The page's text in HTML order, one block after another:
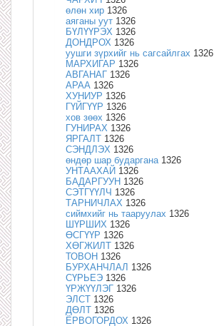
өлөн хир 1326
аяганы уут 1326
БҮЛҮҮРЭХ 1326
ДОНДРОХ 1326
уушги зүрхийг нь сагсайлгах 1326
МАРХИГАР 1326
АВГАНАГ 1326
АРАА 1326
ХУНИУР 1326
ГҮЙГҮҮР 1326
хов зөөх 1326
ГУНИРАХ 1326
ЯРГАЛТ 1326
СЭНДЛЭХ 1326
өндөр шар бударгана 1326
УНТААХАЙ 1326
БАДАРГУУН 1326
СЭТГҮҮЛЧ 1326
ТАРНИЧЛАХ 1326
сиймхийг нь тааруулах 1326
ШҮРШИХ 1326
ӨСГҮҮР 1326
ХӨГЖИЛТ 1326
ТОВОН 1326
БУРХАНЧЛАЛ 1326
СҮРЬЕЭ 1326
ҮРЖҮҮЛЭГ 1326
ЭЛСТ 1326
ДӨЛТ 1326
ЁРВОГОРДОХ 1326